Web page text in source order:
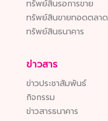
ทรัพย์สินรอการขาย
ทรัพย์สินขายทอดตลาด
ทรัพย์สินธนาคาร
ข่าวสาร
ข่าวประชาสัมพันธ์
กิจกรรม
ข่าวสารธนาคาร